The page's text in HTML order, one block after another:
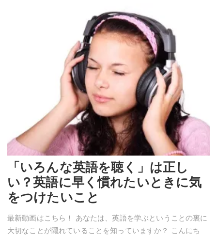
「いろんな英語を聴く」は正し
い？英語に早く慣れたいときに気
をつけたいこと
最新動画はこちら！ あなたは、英語を学ぶということの裏に
大切なことが隠れていることを知っていますか？ こんにち